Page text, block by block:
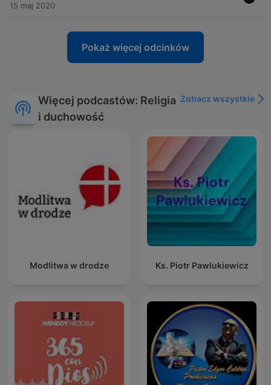
15 maj 2020
Pokaż więcej odcinków
Więcej podcastów: Religia
i duchowość
Zobacz wszystkie
Modlitwa w drodze Ks. Piotr Pawlukiewicz